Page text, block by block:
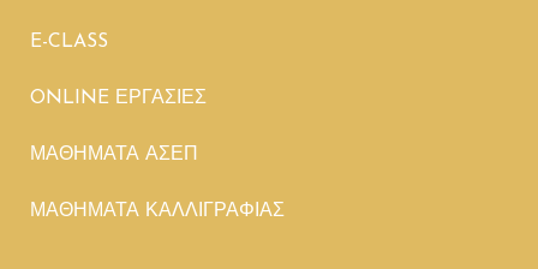
E-CLASS
ONLINE ΕΡΓΑΣΙΕΣ
ΜΑΘΗΜΑΤΑ ΑΣΕΠ
ΜΑΘΗΜΑΤΑ ΚΑΛΛΙΓΡΑΦΙΑΣ